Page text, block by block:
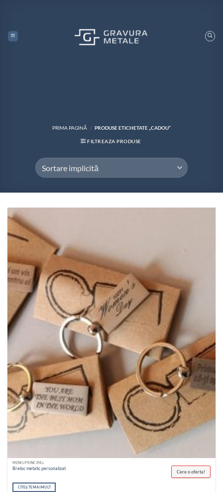
PRIMA PAGINĂ / PRODUSE ETICHETATE „CADOU”
FILTREAZA PRODUSE
MENIU PRINCIPAL
Breloc metalic personalizat
Cere o oferta!
CITEȘTE MAI MULT